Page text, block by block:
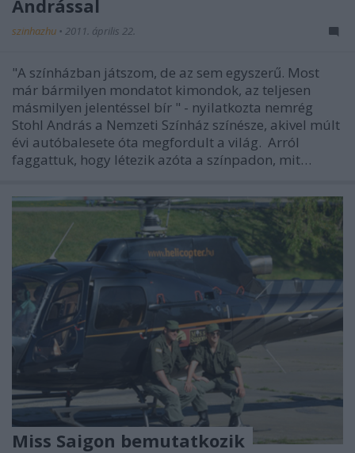
Andrással
szinhazhu • 2011. április 22.
"A színházban játszom, de az sem egyszerű. Most
már bármilyen mondatot kimondok, az teljesen
másmilyen jelentéssel bír " - nyilatkozta nemrég
Stohl András a Nemzeti Színház színésze, akivel múlt
évi autóbalesete óta megfordult a világ. Arról
faggattuk, hogy létezik azóta a színpadon, mit…
Miss Saigon bemutatkozik